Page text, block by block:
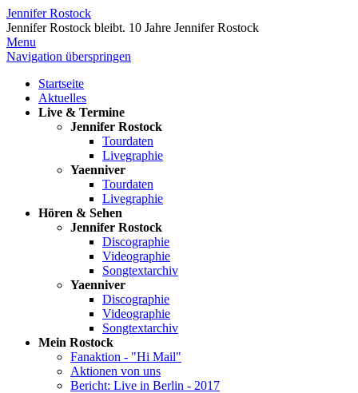
Jennifer Rostock
Jennifer Rostock bleibt. 10 Jahre Jennifer Rostock
Menu
Navigation überspringen
Startseite
Aktuelles
Live & Termine
Jennifer Rostock
Tourdaten
Livegraphie
Yaenniver
Tourdaten
Livegraphie
Hören & Sehen
Jennifer Rostock
Discographie
Videographie
Songtextarchiv
Yaenniver
Discographie
Videographie
Songtextarchiv
Mein Rostock
Fanaktion - "Hi Mail"
Aktionen von uns
Bericht: Live in Berlin - 2017